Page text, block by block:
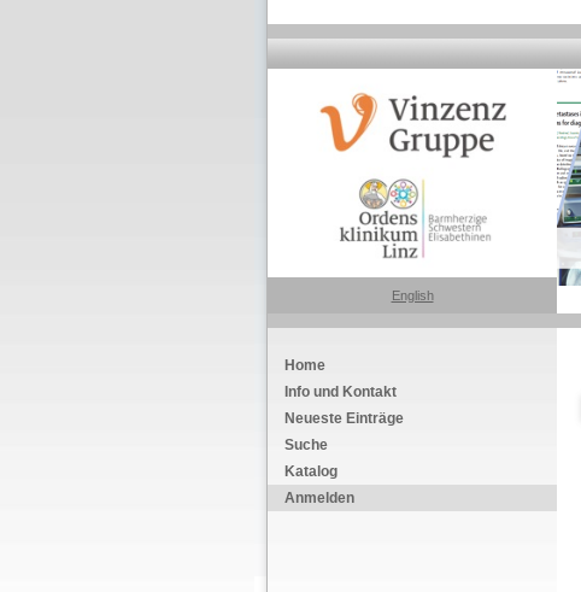
English
Home
Info und Kontakt
Neueste Einträge
Suche
Katalog
Anmelden